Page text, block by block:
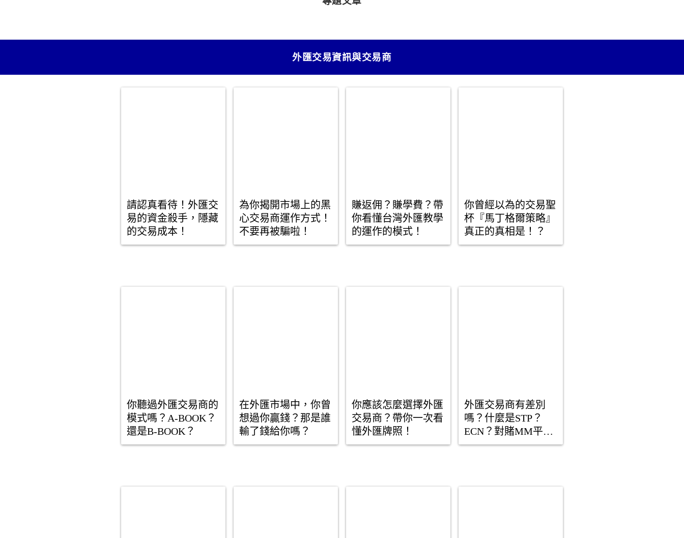
外匯交易資訊與交易商
請認真看待！外匯交
易的資金殺手，隱藏
的交易成本！
為你揭開市場上的黑
心交易商運作方式！
不要再被騙啦！
賺返佣？賺學費？帶
你看懂台灣外匯教學
的運作的模式！
你曾經以為的交易聖
杯『馬丁格爾策略』
真正的真相是！？
你聽過外匯交易商的
模式嗎？A-BOOK？
還是B-BOOK？
在外匯市場中，你曾
想過你贏錢？那是誰
輸了錢給你嗎？
你應該怎麼選擇外匯
交易商？帶你一次看
懂外匯牌照！
外匯交易商有差別
嗎？什麼是STP？
ECN？對賭MM平
台？